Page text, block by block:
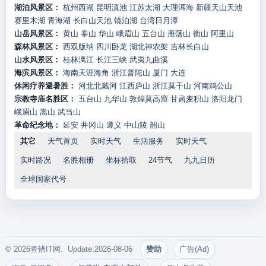
湖泊风景区： 杭州西湖 昆明滇池 江苏太湖 大理洱海 新疆天山天池
赛里木湖 青海湖 长白山天池 镜泊湖 台湾日月潭
山岳风景区： 黄山 泰山 华山 峨眉山 五台山 雁荡山 衡山 阿里山
森林风景区： 西双版纳 四川卧龙 湖北神农架 吉林长白山
山水风景区： 桂林漓江 长江三峡 武夷九曲溪
海滨风景区： 海南天涯海角 浙江普陀山 厦门 大连
休闲疗养避暑胜： 河北北戴河 江西庐山 浙江莫干山 河南鸡公山
宗教寺庙名胜区： 五台山 九华山 敦煌莫高窟 甘肃麦积山 洛阳龙门
峨眉山 嵩山 武当山
革命纪念地： 延安 井冈山 遵义 中山陵 韶山
其它
天气首页 实时天气 生活服务 实时天气
实时路况 名胜相册 坐标拾取 24节气 九九日历
全球国家代号
© 2026查错IT网. Update:2026-08-06 赞助 广告(Ad)